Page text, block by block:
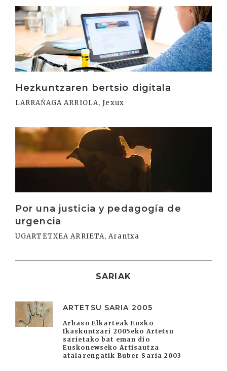
Hezkuntzaren bertsio digitala
LARRAÑAGA ARRIOLA, Jexux
Irakurri
Por una justicia y pedagogía de
urgencia
UGARTETXEA ARRIETA, Arantxa
Irakurri
SARIAK
ARTETSU SARIA 2005
Arbaso Elkarteak Eusko
Ikaskuntzari 2005eko Artetsu
sarietako bat eman dio
Euskonewseko Artisautza
atalarengatik Buber Saria 2003